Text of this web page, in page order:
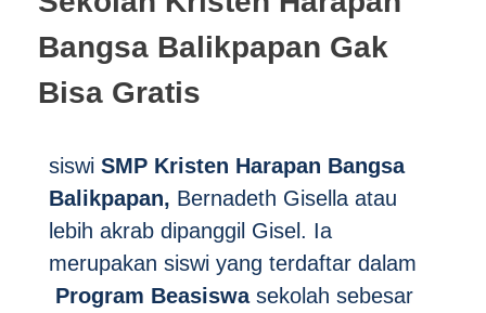
Kunjungi Kami
Sekolah Dasar
Sekolah Menengah Pertama
Alumni
PUBLIKASI
Berita
Bangsa Balikpapan Gak
Bisa Gratis
siswi SMP Kristen Harapan Bangsa
Balikpapan, Bernadeth Gisella atau
lebih akrab dipanggil Gisel. Ia
merupakan siswi yang terdaftar dalam
Program Beasiswasekolah sebesar